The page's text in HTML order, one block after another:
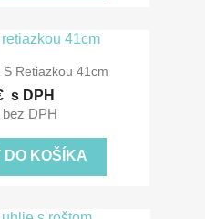
Retiazkou 41cm
s DPH
bez DPH
DO KOŠÍKA